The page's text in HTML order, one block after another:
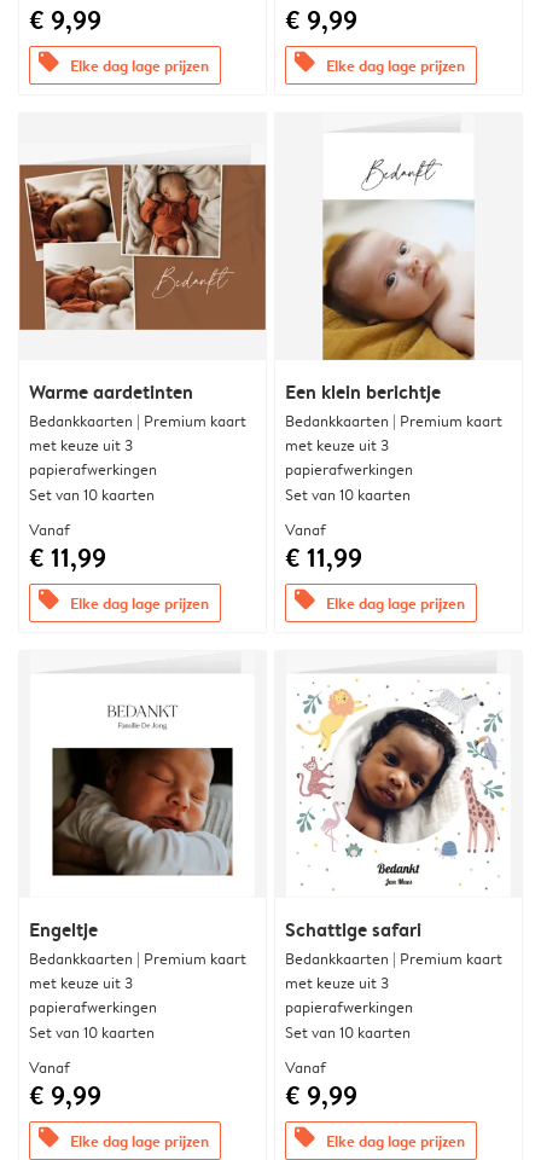
€ 9,99
offers Elke dag lage prijzen
€ 9,99
offers Elke dag lage prijzen
Warme aardetinten
Bedankkaarten | Premium kaart
met keuze uit 3
papierafwerkingen
Set van 10 kaarten
Vanaf
€ 11,99
offers Elke dag lage prijzen
Een klein berichtje
Bedankkaarten | Premium kaart
met keuze uit 3
papierafwerkingen
Set van 10 kaarten
Vanaf
€ 11,99
offers Elke dag lage prijzen
Engeltje
Bedankkaarten | Premium kaart
met keuze uit 3
papierafwerkingen
Set van 10 kaarten
Vanaf
€ 9,99
offers Elke dag lage prijzen
Schattige safari
Bedankkaarten | Premium kaart
met keuze uit 3
papierafwerkingen
Set van 10 kaarten
Vanaf
€ 9,99
offers Elke dag lage prijzen